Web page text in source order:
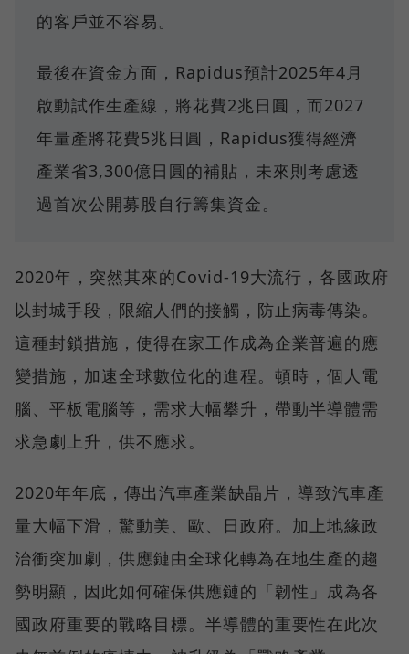
的客戶並不容易。
最後在資金方面，Rapidus預計2025年4月
啟動試作生產線，將花費2兆日圓，而2027
年量產將花費5兆日圓，Rapidus獲得經濟
產業省3,300億日圓的補貼，未來則考慮透
過首次公開募股自行籌集資金。
2020年，突然其來的Covid-19大流行，各國政府
以封城手段，限縮人們的接觸，防止病毒傳染。
這種封鎖措施，使得在家工作成為企業普遍的應
變措施，加速全球數位化的進程。頓時，個人電
腦、平板電腦等，需求大幅攀升，帶動半導體需
求急劇上升，供不應求。
2020年年底，傳出汽車產業缺晶片，導致汽車產
量大幅下滑，驚動美、歐、日政府。加上地緣政
治衝突加劇，供應鏈由全球化轉為在地生產的趨
勢明顯，因此如何確保供應鏈的「韌性」成為各
國政府重要的戰略目標。半導體的重要性在此次